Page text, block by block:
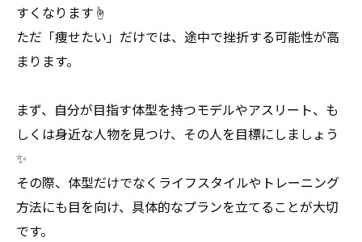
すくなります☝️
ただ「痩せたい」だけでは、途中で挫折する可能性が高
まります。
まず、自分が目指す体型を持つモデルやアスリート、も
しくは身近な人物を見つけ、その人を目標にしましょう
✨
その際、体型だけでなくライフスタイルやトレーニング
方法にも目を向け、具体的なプランを立てることが大切
です。